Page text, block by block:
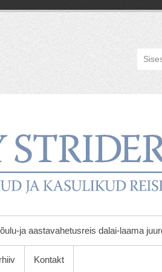
ja aastavahetusreis dalai-laama
Kontakt